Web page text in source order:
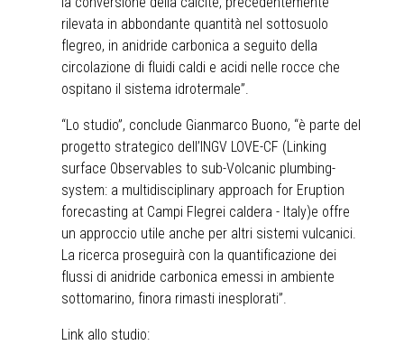
rilevata in abbondante quantità nel sottosuolo
flegreo, in anidride carbonica a seguito della
circolazione di fluidi caldi e acidi nelle rocce che
ospitano il sistema idrotermale”.
“Lo studio”, conclude Gianmarco Buono, “è parte del
progetto strategico dell’INGV LOVE-CF (Linking
surface Observables to sub-Volcanic plumbing-
system: a multidisciplinary approach for Eruption
forecasting at Campi Flegrei caldera - Italy)e offre
un approccio utile anche per altri sistemi vulcanici.
La ricerca proseguirà con la quantificazione dei
flussi di anidride carbonica emessi in ambiente
sottomarino, finora rimasti inesplorati”.
Link allo studio: